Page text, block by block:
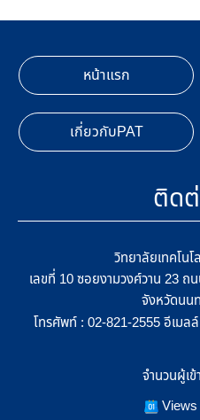
หน้าแรก
เกี่ยวกับPAT
ติดต่
วิทยาลัยเทคโ
เลขที่ 10 ซอยงามวงศ์วาน 23 ถ
จังหวัดนน
โทรศัพท์ : 02-821-2555 อีเมล
จำนวนผู้เข้
Views